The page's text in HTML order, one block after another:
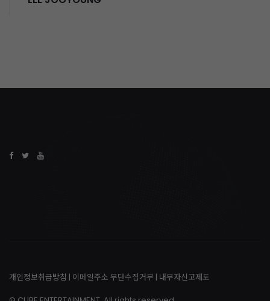
개인정보취급방침 | 이메일주소 무단수집거부 | 내부자신고제도